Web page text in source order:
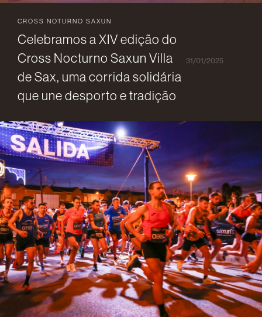
CROSS NOTURNO SAXUN
Celebramos a XIV edição do
Cross Nocturno Saxun Villa
de Sax, uma corrida solidária
que une desporto e tradição
31/01/2025